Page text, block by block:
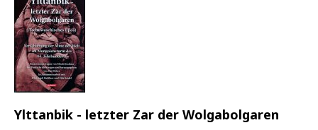
Ylttanbik - letzter Zar der Wolgabolgaren